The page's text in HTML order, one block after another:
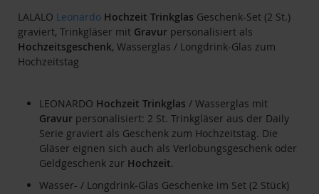
LALALO Leonardo Hochzeit Trinkglas Geschenk-Set (2 St.)
graviert, Trinkgläser mit Gravur personalisiert als
Hochzeitsgeschenk, Wasserglas / Longdrink-Glas zum
Hochzeitstag
LEONARDO Hochzeit Trinkglas / Wasserglas mit
Gravur personalisiert: 2 St. Trinkgläser aus der Daily
Serie graviert als Geschenk zum Hochzeitstag. Die
Gläser eignen sich auch als Verlobungsgeschenk oder
Geldgeschenk zur Hochzeit.
Wasser- / Longdrink-Glas Geschenke im Set (2 Stück)